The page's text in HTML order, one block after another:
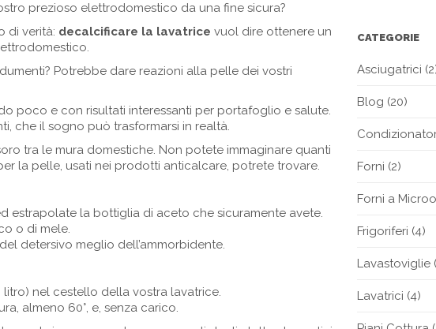
prezioso elettrodomestico da una fine sicura?
di verità: decalcificare la lavatrice vuol dire ottenere un
Potrebbe dare reazioni alla pelle dei vostri
poco e con risultati interessanti per portafoglio e salute.
che il sogno può trasformarsi in realtà.
tra le mura domestiche. Non potete immaginare quanti
la pelle, usati nei prodotti anticalcare, potrete trovare.
estrapolate la bottiglia di aceto che sicuramente avete.
o di mele.
detersivo meglio dell’ammorbidente.
nel cestello della vostra lavatrice.
almeno 60°, e, senza carico.
CATEGORIE
Asciugatrici
Blog (20)
Forni (2)
Forni a
Frigoriferi (4)
Lavastoviglie
Lavatrici (4)